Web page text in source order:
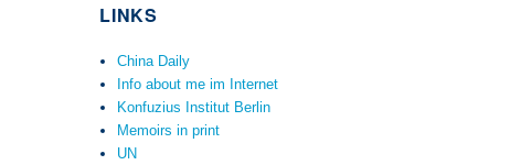
LINKS
China Daily
Info about me im Internet
Konfuzius Institut Berlin
Memoirs in print
UN